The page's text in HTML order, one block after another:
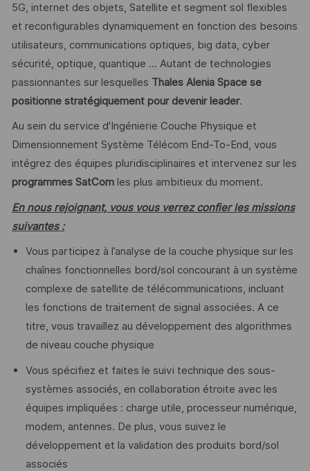
5G, internet des objets, Satellite et segment sol flexibles
et reconfigurables dynamiquement en fonction des besoins
utilisateurs, communications optiques, big data, cyber
sécurité, optique, quantique ... Autant de technologies
passionnantes sur lesquelles Thales Alenia Space se
positionne stratégiquement pour devenir leader.
Au sein du service d'Ingénierie Couche Physique et
Dimensionnement Système Télécom End-To-End, vous
intégrez des équipes pluridisciplinaires et intervenez sur les
programmes SatComles plus ambitieux du moment.
En nous rejoignant, vous vous verrez confier les missions
suivantes :
Vous participez à l’analyse de la couche physique sur les
chaînes fonctionnelles bord/sol concourant à un système
complexe de satellite de télécommunications, incluant
les fonctions de traitement de signal associées. A ce
titre, vous travaillez au développement des algorithmes
de niveau couche physique
Vous spécifiez et faites le suivi technique des sous-
systèmes associés, en collaboration étroite avec les
équipes impliquées : charge utile, processeur numérique,
modem, antennes. De plus, vous suivez le
développement et la validation des produits bord/sol
associés